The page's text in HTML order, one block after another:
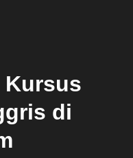
Kursus
di